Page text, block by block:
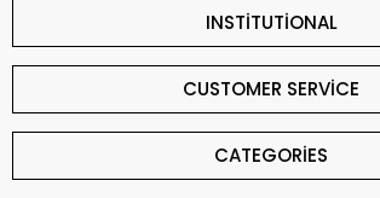
INSTİTUTİONAL
CUSTOMER SERVİCE
CATEGORİES